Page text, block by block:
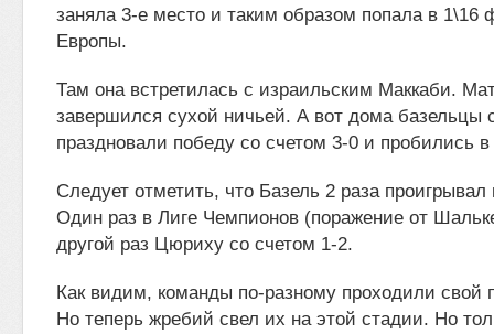
заняла 3-е место и таким образом попала в 1\16
Европы.
Там она встретилась с израильским Маккаби.
завершился сухой ничьей. А вот дома базельцы
праздновали победу со счетом 3-0 и пробились
Следует отметить, что Базель 2 раза
Один раз в Лиге Чемпионов (поражение от
другой раз Цюриху со счетом 1-2.
Как видим, команды по-разному проходили свой
Но теперь жребий свел их на этой стадии. Но